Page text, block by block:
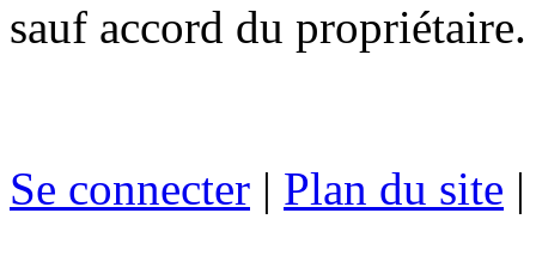
sauf accord du propriétaire.
Se connecter | Plan du site |